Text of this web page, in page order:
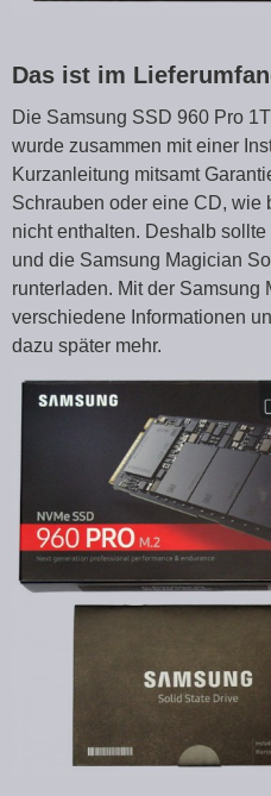
Das ist im
Die Samsung SSD 960 Pro
wurde zusammen mit einer
Kurzanleitung mitsamt
Schrauben oder eine CD, wie
nicht enthalten. Deshalb
und die Samsung Magician
runterladen. Mit der Samsung
verschiedene Informationen
dazu später mehr.